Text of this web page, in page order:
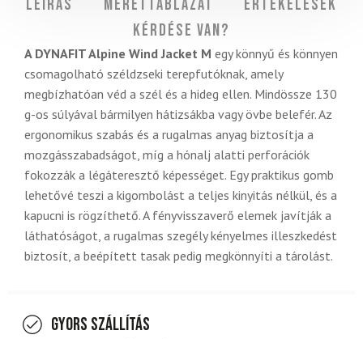
Leírás Mérettáblázat
Értékelések
Kérdése van?
A DYNAFIT Alpine Wind Jacket M egy könnyű és könnyen
csomagolható széldzseki terepfutóknak, amely
megbízhatóan véd a szél és a hideg ellen. Mindössze 130
g-os súlyával bármilyen hátizsákba vagy övbe belefér. Az
ergonomikus szabás és a rugalmas anyag biztosítja a
mozgásszabadságot, míg a hónalj alatti perforációk
fokozzák a légáteresztő képességet. Egy praktikus gomb
lehetővé teszi a kigombolást a teljes kinyitás nélkül, és a
kapucni is rögzíthető. A fényvisszaverő elemek javítják a
láthatóságot, a rugalmas szegély kényelmes illeszkedést
biztosít, a beépített tasak pedig megkönnyíti a tárolást.
Gyors szállítás